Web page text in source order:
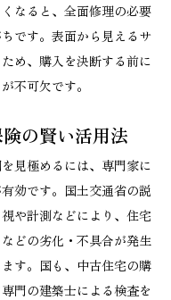
なると、全面修理の必要
です。表面から見えるサ
め、購入を決断する前に
不可欠です。
の賢い活用法
見極めるには、専門家に
効です。国土交通省の説
や計測などにより、住宅
どの劣化・不具合が発生
す。国も、中古住宅の購
門の建築士による検査を